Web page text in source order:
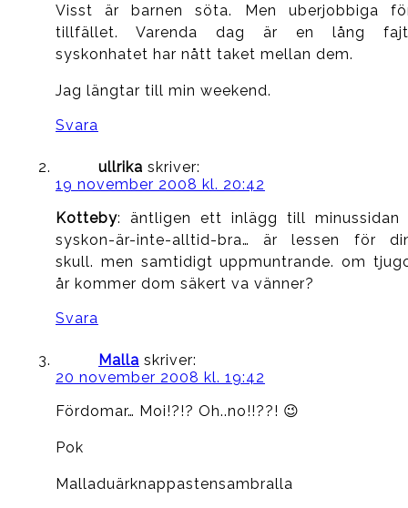
Visst är barnen söta. Men uberjobbiga
tillfället. Varenda dag är en lång
syskonhatet har nått taket mellan dem.
Jag längtar till min weekend.
Svara
ullrika skriver:
19 november 2008 kl. 20:42
Kotteby: äntligen ett inlägg till minussidan
syskon-är-inte-alltid-bra… är lessen för
skull. men samtidigt uppmuntrande. om
år kommer dom säkert va vänner?
Svara
Malla skriver:
20 november 2008 kl. 19:42
Fördomar… Moi!?!? Oh..no!!??! 😉
Pok
Malladuärknappastensambralla